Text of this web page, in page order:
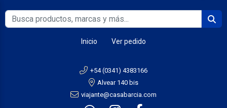
Inicio Ver pedido
+54 (0341) 4383166
Alvear 140 bis
viajante@casabarcia.com